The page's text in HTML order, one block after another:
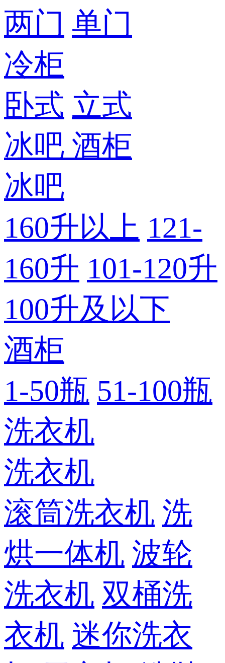
两门 单门
冷柜
卧式 立式
冰吧 酒柜
冰吧
160升以上 121-
160升 101-120升
100升及以下
酒柜
1-50瓶 51-100瓶
洗衣机
洗衣机
滚筒洗衣机 洗
烘一体机 波轮
洗衣机 双桶洗
衣机 迷你洗衣